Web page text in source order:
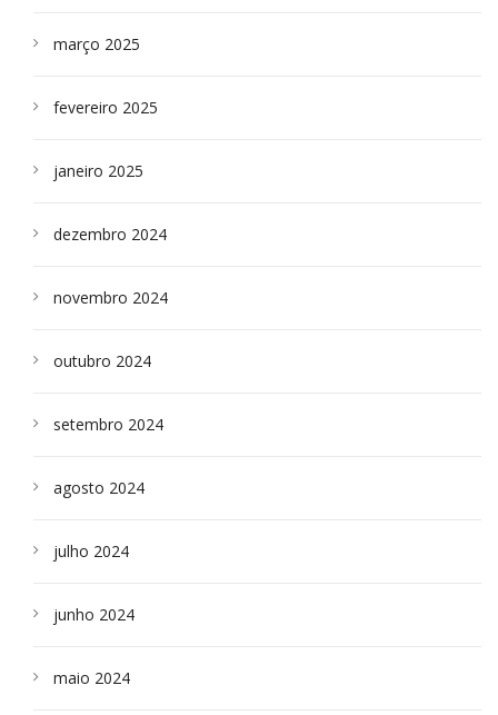
março 2025
fevereiro 2025
janeiro 2025
dezembro 2024
novembro 2024
outubro 2024
setembro 2024
agosto 2024
julho 2024
junho 2024
maio 2024